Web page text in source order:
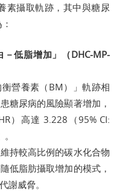
素攝取軌跡，其中與糖尿
－低脂增加」（DHC-MP-
營養素（BM）」軌跡相
糖尿病的風險顯著增加，
）高達 3.228（95% CI:
持較高比例的碳水化合物
低脂肪攝取增加的模式，
謝威脅。